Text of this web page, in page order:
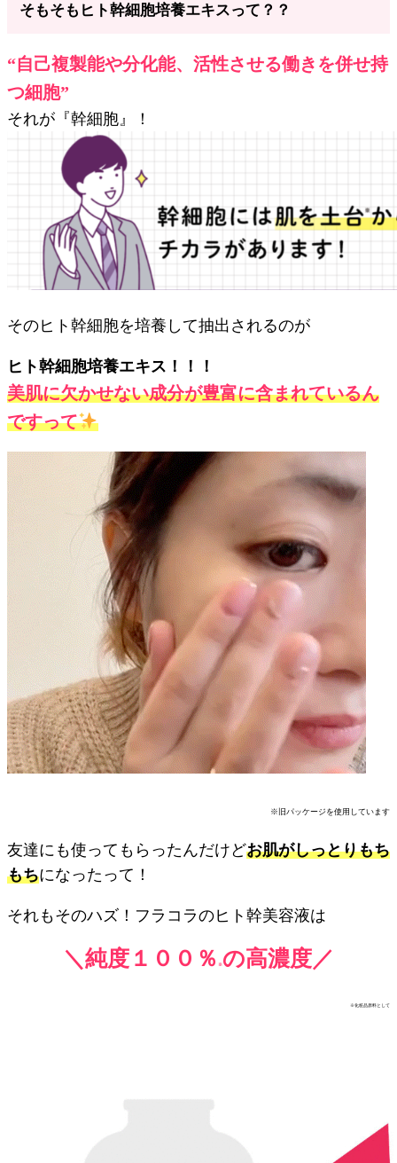
そもそもヒト幹細胞培養エキスって？？
“自己複製能や分化能、活性させる働きを併せ持
つ細胞”
それが『幹細胞』！
そのヒト幹細胞を培養して抽出されるのが
ヒト幹細胞培養エキス！！！
美肌に欠かせない成分が豊富に含まれているん
ですって
※旧パッケージを使用しています
友達にも使ってもらったんだけどお肌がしっとりもち
もちになったって！
それもそのハズ！フラコラのヒト幹美容液は
＼純度１００％ ※ の高濃度／
※化粧品原料として